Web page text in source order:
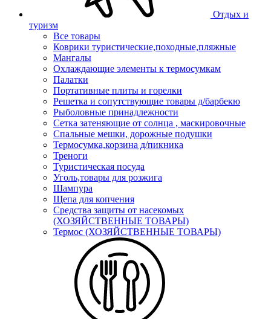
Отдых и
туризм
Все товары
Коврики туристические,походные,пляжные
Мангалы
Охлаждающие элементы к термосумкам
Палатки
Портативные плиты и горелки
Решетка и сопутствующие товары д/барбекю
Рыболовные принадлежности
Сетка затеняющие от солнца , маскировочные
Спальные мешки, дорожные подушки
Термосумка,корзина д/пикника
Треноги
Туристическая посуда
Уголь,товары для розжига
Шампура
Щепа для копчения
Средства защиты от насекомых
(ХОЗЯЙСТВЕННЫЕ ТОВАРЫ)
Термос (ХОЗЯЙСТВЕННЫЕ ТОВАРЫ)